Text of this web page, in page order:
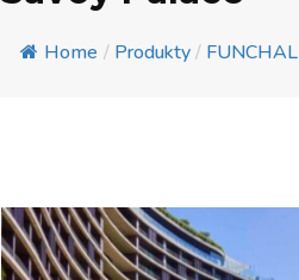
Home / Produkty / FUNCHAL